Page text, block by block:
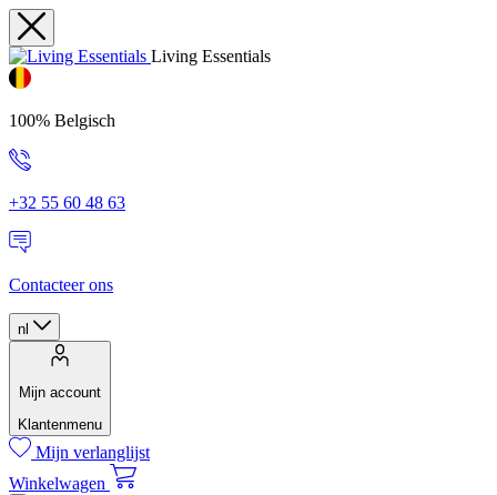
Living Essentials
100% Belgisch
+32 55 60 48 63
Contacteer ons
nl
Mijn account
Klantenmenu
Mijn verlanglijst
Winkelwagen